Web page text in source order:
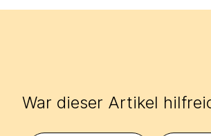
War dieser Artikel